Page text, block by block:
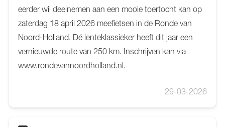
eerder wil deelnemen aan een mooie toertocht kan op
zaterdag 18 april 2026 meefietsen in de Ronde van
Noord-Holland. Dé lenteklassieker heeft dit jaar een
vernieuwde route van 250 km. Inschrijven kan via
www.rondevannoordholland.nl.
29-03-2026